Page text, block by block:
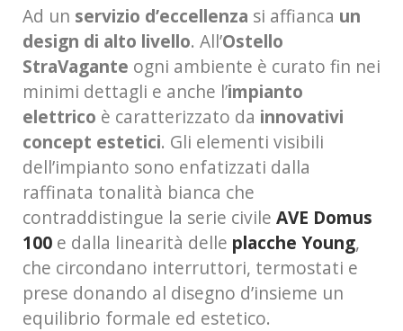
Ad un servizio d’eccellenza si affianca un
design di alto livello. All’Ostello
StraVagante ogni ambiente è curato fin nei
minimi dettagli e anche l’impianto
elettrico è caratterizzato da innovativi
concept estetici. Gli elementi visibili
dell’impianto sono enfatizzati dalla
raffinata tonalità bianca che
contraddistingue la serie civile AVE Domus
100 e dalla linearità delle placche Young,
che circondano interruttori, termostati e
prese donando al disegno d’insieme un
equilibrio formale ed estetico.